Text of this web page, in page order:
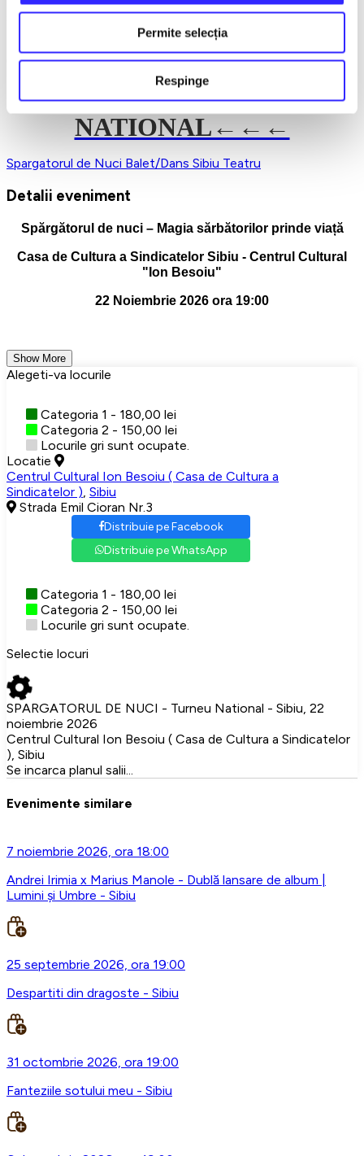
Permite selecția
Respinge
sărbătorilor. Nu rata ocazia de a te bucura de cel mai îndrăgit
Cumpără bilete acum și lasă magia să înceapă!
→→→TURNEU
NATIONAL←←←
Spargatorul de Nuci Balet/Dans Sibiu Teatru
Detalii eveniment
Spărgătorul de nuci – Magia sărbătorilor prinde viață
Casa de Cultura a Sindicatelor Sibiu - Centrul Cultural
"Ion Besoiu"
22 Noiembrie 2026 ora 19:00
Show More
Alegeti-va locurile
Categoria 1 - 180,00 lei
Categoria 2 - 150,00 lei
Locurile gri sunt ocupate.
Locatie
Centrul Cultural Ion Besoiu ( Casa de Cultura a
Sindicatelor ) Sibiu
Strada Emil Cioran Nr.3
Distribuie pe Facebook
Distribuie pe WhatsApp
Categoria 1 - 180,00 lei
Categoria 2 - 150,00 lei
Locurile gri sunt ocupate.
Selectie locuri
SPARGATORUL DE NUCI - Turneu National - Sibiu, 22
noiembrie 2026
Centrul Cultural Ion Besoiu ( Casa de Cultura a Sindicatelor
), Sibiu
Se incarca planul salii...
Evenimente similare
7 noiembrie 2026, ora 18:00
Andrei Irimia x Marius Manole - Dublă lansare de album |
Lumini și Umbre - Sibiu
25 septembrie 2026, ora 19:00
Despartiti din dragoste - Sibiu
31 octombrie 2026, ora 19:00
Fanteziile sotului meu - Sibiu